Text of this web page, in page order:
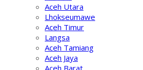
Aceh Utara
Lhokseumawe
Aceh Timur
Langsa
Aceh Tamiang
Aceh Jaya
Aceh Barat